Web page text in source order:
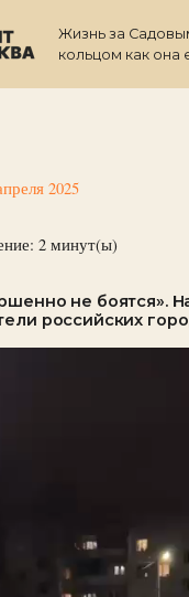
Жизнь за
кольцом как она
2025
2 минут(ы)
не боятся».
российских